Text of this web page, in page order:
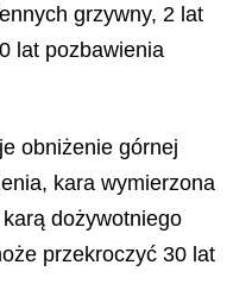
grzywny, 2 lat
lat pozbawienia
obniżenie górnej
kara wymierzona
dożywotniego
przekroczyć 30 lat